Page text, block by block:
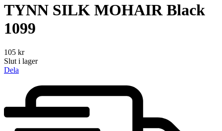
TYNN SILK MOHAIR Black
1099
105 kr
Slut i lager
Dela